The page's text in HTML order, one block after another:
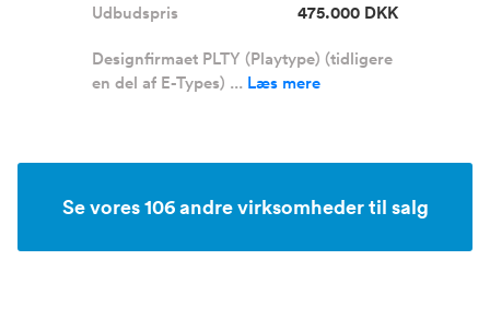
Udbudspris
475.000 DKK
Designfirmaet PLTY (Playtype) (tidligere
en del af E-Types) ... Læs mere
Se vores 106 andre virksomheder til salg